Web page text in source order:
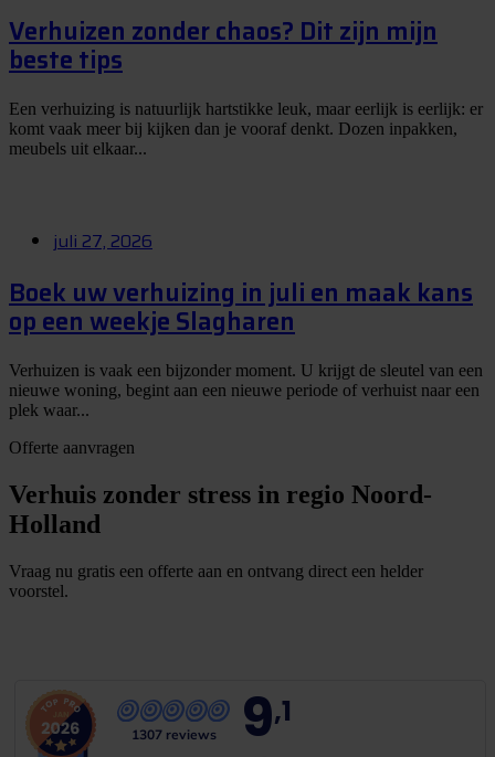
Verhuizen zonder chaos? Dit zijn mijn
beste tips
Een verhuizing is natuurlijk hartstikke leuk, maar eerlijk is eerlijk: er
komt vaak meer bij kijken dan je vooraf denkt. Dozen inpakken,
meubels uit elkaar...
juli 27, 2026
Boek uw verhuizing in juli en maak kans
op een weekje Slagharen
Verhuizen is vaak een bijzonder moment. U krijgt de sleutel van een
nieuwe woning, begint aan een nieuwe periode of verhuist naar een
plek waar...
Offerte aanvragen
Verhuis zonder stress in regio Noord-
Holland
Vraag nu gratis een offerte aan en ontvang direct een helder
voorstel.
1307 reviews 9,1